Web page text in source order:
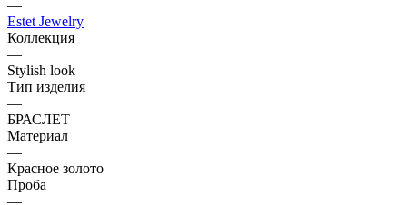
—
Estet Jewelry
Коллекция
—
Stylish look
Тип изделия
—
БРАСЛЕТ
Материал
—
Красное золото
Проба
—